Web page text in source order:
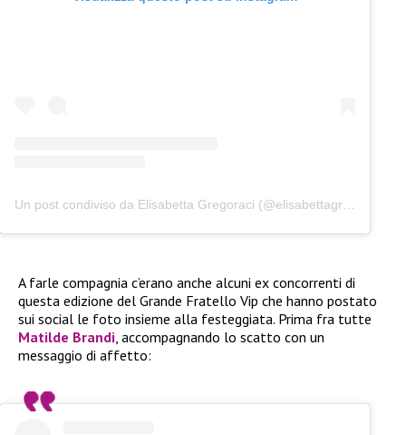
A farle compagnia c’erano anche alcuni ex concorrenti di
questa edizione del Grande Fratello Vip che hanno postato
sui social le foto insieme alla festeggiata. Prima fra tutte
Matilde Brandi , accompagnando lo scatto con un
messaggio di affetto: